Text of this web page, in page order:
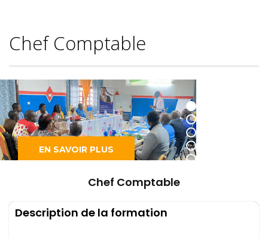
Chef Comptable
EN SAVOIR PLUS
Chef Comptable
Description de la formation